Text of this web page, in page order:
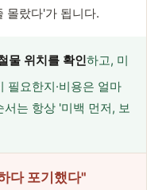
몰랐다'가 됩니다.
물 위치를 확인하고, 미
필요한지·비용은 얼마
는 항상 '미백 먼저, 보
다 포기했다"